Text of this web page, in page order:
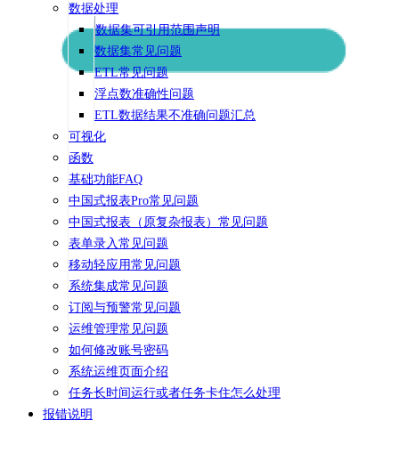
数据处理
数据集可引用范围声明
数据集常见问题
ETL常见问题
浮点数准确性问题
ETL数据结果不准确问题汇总
可视化
函数
基础功能FAQ
中国式报表Pro常见问题
中国式报表（原复杂报表）常见问题
表单录入常见问题
移动轻应用常见问题
系统集成常见问题
订阅与预警常见问题
运维管理常见问题
如何修改账号密码
系统运维页面介绍
任务长时间运行或者任务卡住怎么处理
报错说明